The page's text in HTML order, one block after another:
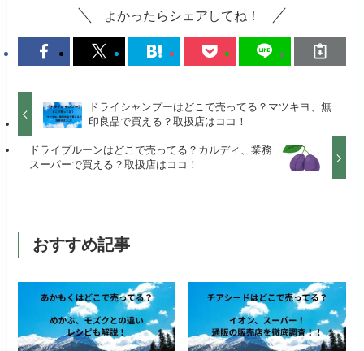
よかったらシェアしてね！
ドライシャンプーはどこで売ってる？マツキヨ、無
印良品で買える？取扱店はココ！
ドライプルーンはどこで売ってる？カルディ、業務
スーパーで買える？取扱店はココ！
おすすめ記事